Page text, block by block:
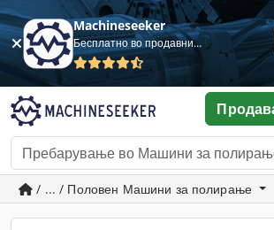
Machineseeker
Бесплатно во продавница
/ ... / Половен Машини за полирање